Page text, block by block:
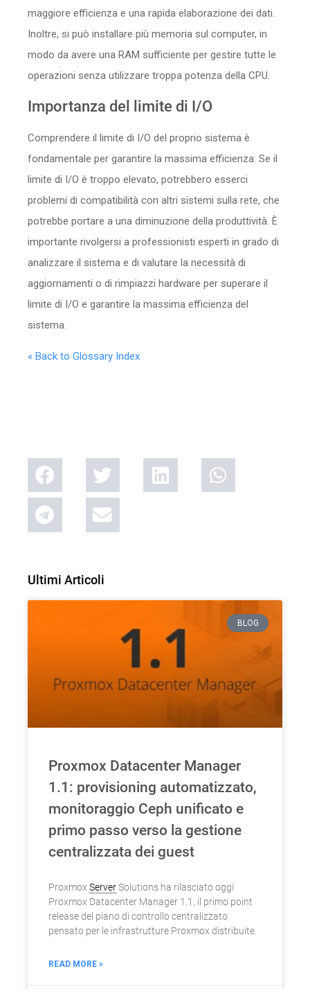
maggiore efficienza e una rapida elaborazione dei dati.
Inoltre, si può installare più memoria sul computer, in
modo da avere una RAM sufficiente per gestire tutte le
operazioni senza utilizzare troppa potenza della CPU.
Importanza del limite di I/O
Comprendere il limite di I/O del proprio sistema è
fondamentale per garantire la massima efficienza. Se il
limite di I/O è troppo elevato, potrebbero esserci
problemi di compatibilità con altri sistemi sulla rete, che
potrebbe portare a una diminuzione della produttività. È
importante rivolgersi a professionisti esperti in grado di
analizzare il sistema e di valutare la necessità di
aggiornamenti o di rimpiazzi hardware per superare il
limite di I/O e garantire la massima efficienza del
sistema.
« Back to Glossary Index
Ultimi Articoli
BLOG
Proxmox Datacenter Manager
1.1: provisioning automatizzato,
monitoraggio Ceph unificato e
primo passo verso la gestione
centralizzata dei guest
Proxmox ServerSolutions ha rilasciato oggi
Proxmox Datacenter Manager 1.1, il primo point
release del piano di controllo centralizzato
pensato per le infrastrutture Proxmox distribuite.
READ MORE »